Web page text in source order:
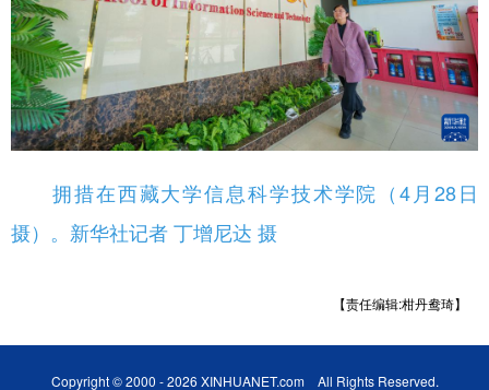
拥措在西藏大学信息科学技术学院（4月28日
摄）。新华社记者 丁增尼达 摄
【责任编辑:柑丹鸯琦】
Copyright © 2000 - 2026 XINHUANET.com All Rights Reserved.